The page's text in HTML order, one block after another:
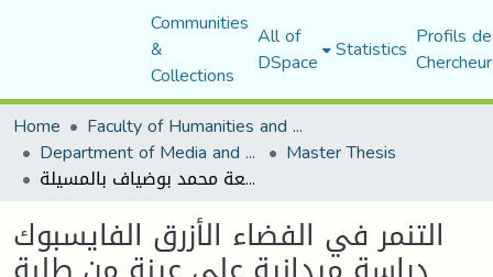
Communities
&
Collections
All of
DSpace Statistics Profils
Home
Faculty of Humanities and Social Sciences
Department of Media and Communication Studies Master Thesis
التنمر في الفضاء الأزرق الفايسبوك دراسة ميدانية على عينة من طلبة جامعة محمد بوضياف بالمسيلة
التنمر في الفضاء الأزرق الفايسبوك